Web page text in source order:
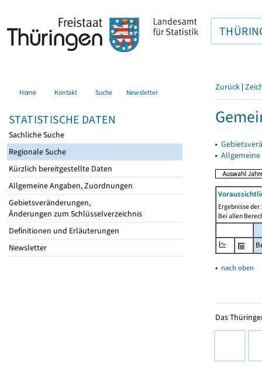
Home Kontakt Suche Newsletter
STATISTISCHE DATEN
Sachliche Suche
Regionale Suche
Kürzlich bereitgestellte Daten
Allgemeine Angaben, Zuordnungen
Gebietsveränderungen,
Änderungen zum Schlüsselverzeichnis
Definitionen und Erläuterungen
Newsletter
Zurück |
▸
▸
Ergebnisse
Bei allen
▴ nach oben
Das